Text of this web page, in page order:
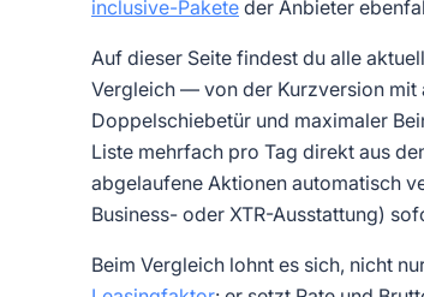
inclusive-Pakete der Anbieter
Auf dieser Seite findest du alle
Vergleich — von der Kurzversion mit
Doppelschiebetür und maximaler
Liste mehrfach pro Tag direkt aus
abgelaufene Aktionen automatisch
Business- oder XTR-Ausstattung)
Beim Vergleich lohnt es sich, nicht